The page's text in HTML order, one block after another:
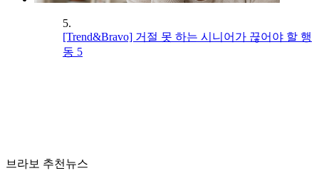
5.
[Trend&Bravo] 거절 못 하는 시니어가 끊어야 할 행
동 5
브라보 추천뉴스